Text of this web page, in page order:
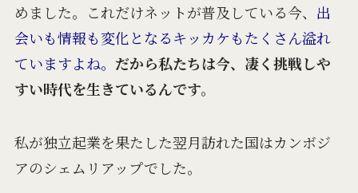
めました。 これだけネットが普及している今、 出
会いも情報も変化となるキッカケもたくさん溢れ
ていますよね。 だから私たちは今、凄く挑戦しや
すい時代を生きているんです。
私が独立起業を果たした翌月訪れた国はカンボジ
アのシェムリアップでした。